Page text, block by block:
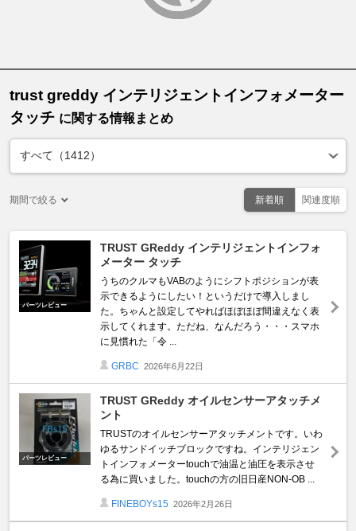
trust greddy インテリジェントインフォメーター
タッチ に関する情報まとめ
期間で絞る 新着順 関連度順
パーツレビュー
TRUST GReddy インテリジェントインフォ
メーター タッチ
うちのクルマもVABのようにシフトポジションが表
示できるようにしたい！というだけで導入しまし
た。ちゃんと設定してやればほぼほぼ間違えなく表
示してくれます。ただね、なんだろう・・・スマホ
に見慣れた「令 ...
GRBC 2026年6月22日
パーツレビュー
TRUST GReddy オイルセンサーアタッチメ
ント
TRUSTのオイルセンサーアタッチメントです。いわ
ゆるサンドイッチブロックですね。インテリジェン
トインフォメーターtouchで油温と油圧を表示させ
る為に買いました。touchの方の旧日産NON-OB ...
FINEBOYs15 2026年2月26日